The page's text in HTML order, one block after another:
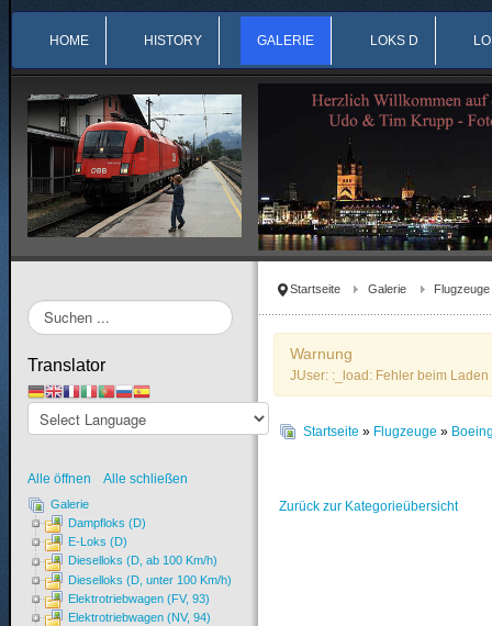
HOME HISTORY GALERIE LOKS D
Startseite Galerie Flugzeuge
Warnung
JUser: :_load: Fehler beim
Startseite » Flugzeuge »
Zurück zur Kategorieübersicht
Suchen
...
Translator
Alle öffnen Alle schließen
Galerie
Dampfloks (D)
E-Loks (D)
Dieselloks (D, ab 100 Km/h)
Dieselloks (D, unter 100 Km/h)
Elektrotriebwagen (FV, 93)
Elektrotriebwagen (NV, 94)